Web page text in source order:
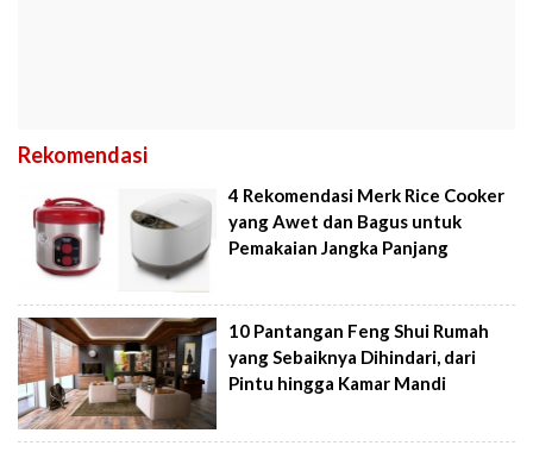
Rekomendasi
4 Rekomendasi Merk Rice Cooker
yang Awet dan Bagus untuk
Pemakaian Jangka Panjang
10 Pantangan Feng Shui Rumah
yang Sebaiknya Dihindari, dari
Pintu hingga Kamar Mandi